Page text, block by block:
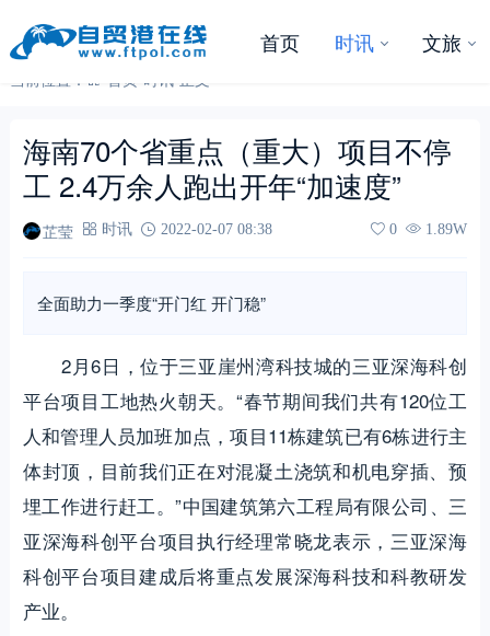
首页 时讯 文旅
当前位置： 首页 时讯- 正文
海南70个省重点（重大）项目不停
工 2.4万余人跑出开年“加速度”
芷莹 时讯 2022-02-07 08:38 0 1.89W
全面助力一季度“开门红 开门稳”
2月6日，位于三亚崖州湾科技城的三亚深海科创
平台项目工地热火朝天。“春节期间我们共有120位工
人和管理人员加班加点，项目11栋建筑已有6栋进行主
体封顶，目前我们正在对混凝土浇筑和机电穿插、预
埋工作进行赶工。”中国建筑第六工程局有限公司、三
亚深海科创平台项目执行经理常晓龙表示，三亚深海
科创平台项目建成后将重点发展深海科技和科教研发
产业。